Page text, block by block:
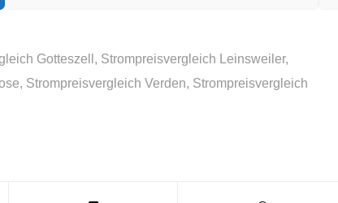
Gotteszell , Strompreisvergleich Leinsweiler,
, Strompreisvergleich Verden, Strompreisvergleich